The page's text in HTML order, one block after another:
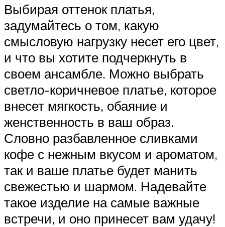
Выбирая оттенок платья,
задумайтесь о том, какую
смысловую нагрузку несет его цвет,
и что вы хотите подчеркнуть в
своем ансамбле. Можно выбрать
светло-коричневое платье, которое
внесет мягкость, обаяние и
женственность в ваш образ.
Словно разбавленное сливками
кофе с нежным вкусом и ароматом,
так и ваше платье будет манить
свежестью и шармом. Надевайте
такое изделие на самые важные
встречи, и оно принесет вам удачу!